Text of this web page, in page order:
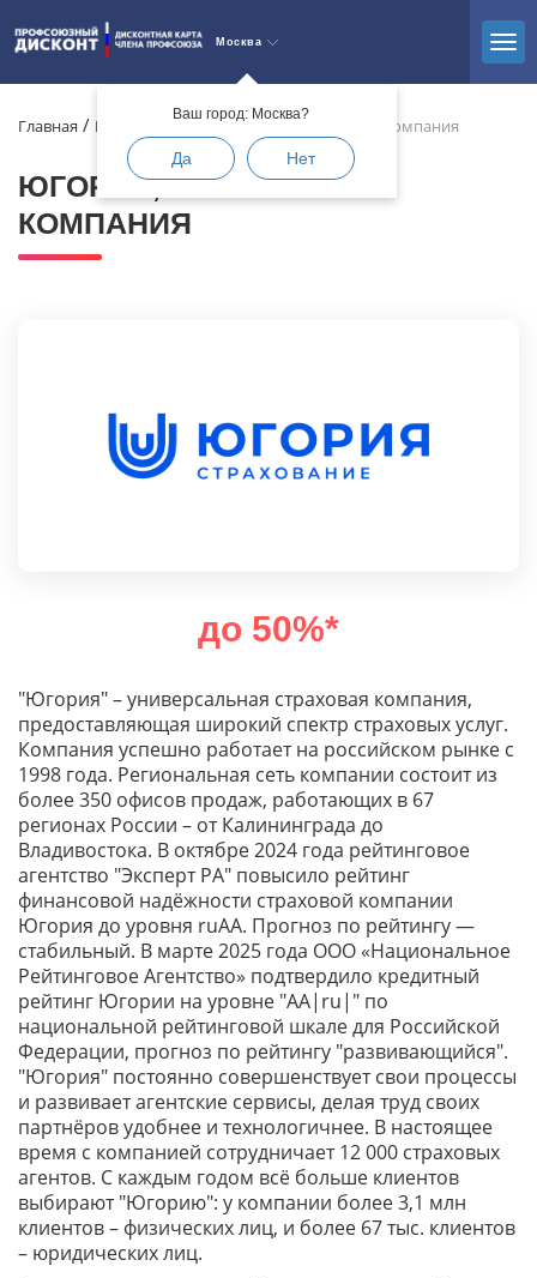
Москва
Ваш город: Москва?
Да Нет
Главная Каталог Услуги Югория, страховая компания
ЮГОРИЯ, СТРАХОВАЯ
КОМПАНИЯ
"Югория" – универсальная страховая компания,
предоставляющая широкий спектр страховых услуг.
Компания успешно работает на российском рынке с
1998 года. Региональная сеть компании состоит из
более 350 офисов продаж, работающих в 67
регионах России – от Калининграда до
Владивостока. В октябре 2024 года рейтинговое
агентство "Эксперт РА" повысило рейтинг
финансовой надёжности страховой компании
Югория до уровня ruAА. Прогноз по рейтингу —
стабильный. В марте 2025 года ООО «Национальное
Рейтинговое Агентство» подтвердило кредитный
рейтинг Югории на уровне "АА|ru|" по
национальной рейтинговой шкале для Российской
Федерации, прогноз по рейтингу "развивающийся".
"Югория" постоянно совершенствует свои процессы
и развивает агентские сервисы, делая труд своих
партнёров удобнее и технологичнее. В настоящее
время с компанией сотрудничает 12 000 страховых
агентов. С каждым годом всё больше клиентов
выбирают "Югорию": у компании более 3,1 млн
клиентов – физических лиц, и более 67 тыс. клиентов
– юридических лиц.
до 50%*